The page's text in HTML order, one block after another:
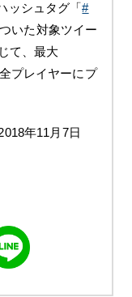
ッシュタグ「#
いた対象ツイー
て、最大
プレイヤーにプ
年11 月 7日